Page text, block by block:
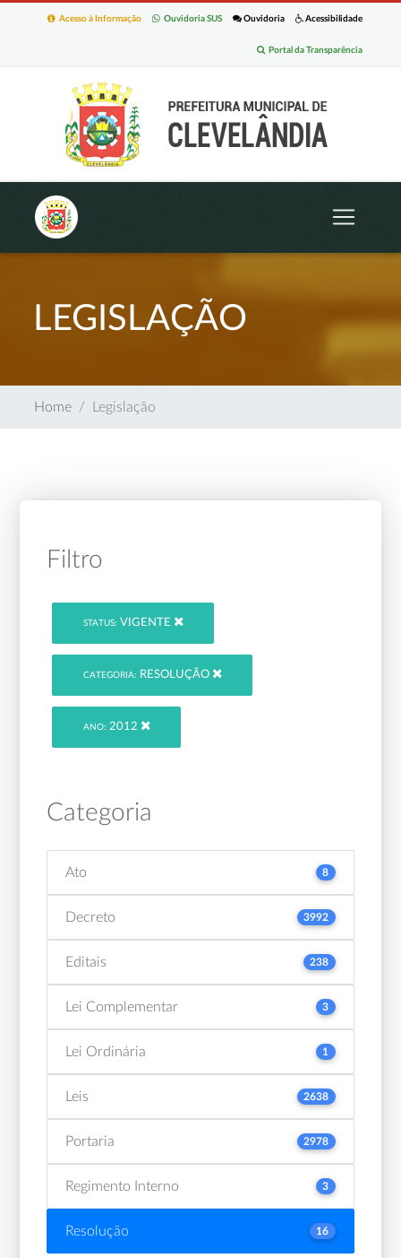
Acessibilidade
Ouvidoria
Ouvidoria SUS
Acesso à Informação
Portal da Transparência
LEGISLAÇÃO
Home Legislação
Filtro
STATUS: VIGENTE
CATEGORIA: RESOLUÇÃO
ANO: 2012
Categoria
Ato 8
Decreto 3992
Editais 238
Lei Complementar 3
Lei Ordinária 1
Leis 2638
Portaria 2978
Regimento Interno 3
Resolução 16